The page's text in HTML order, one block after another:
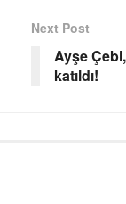
Next Post
Ayşe
katıldı!